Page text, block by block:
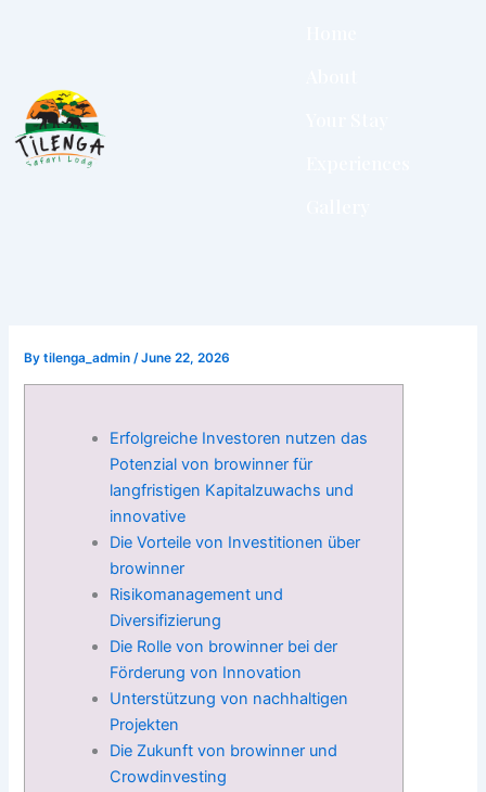
Bytilenga_admin/June 22, 2026
Erfolgreiche Investoren nutzen das
Potenzial von browinner für
langfristigen Kapitalzuwachs und
innovative
Die Vorteile von Investitionen über
browinner
Risikomanagement und
Diversifizierung
Die Rolle von browinner bei der
Förderung von Innovation
Unterstützung von nachhaltigen
Projekten
Die Zukunft von browinner und
Crowdinvesting